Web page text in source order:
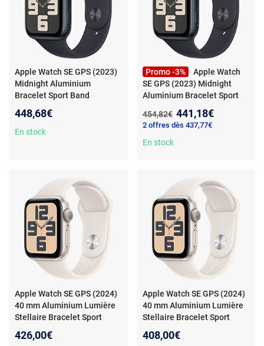
Apple Watch SE GPS (2023)
Midnight Aluminium
Bracelet Sport Band
Montre connectée -
Aluminium - Étanche - GPS -
448,68€
En stock
Promo -3%
Apple Watch
SE GPS (2023) Midnight
Aluminium Bracelet Sport
- Montre connectée -
Aluminium - Étanche - GPS -
Cardiofréquencemètre -
Ancien prix :
454,82€ Nouveau prix :
441,18€
2 offres dès 437,77€
En stock
Apple Watch SE GPS (2024)
40 mm Aluminium Lumière
Stellaire Bracelet Sport
Montre connectée -
426,00€
Apple Watch SE GPS (2024)
40 mm Aluminium Lumière
Stellaire Bracelet Sport
Montre connectée -
408,00€